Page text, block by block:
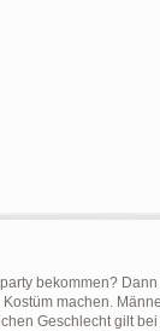
bekommen?
machen.
Geschlecht gilt